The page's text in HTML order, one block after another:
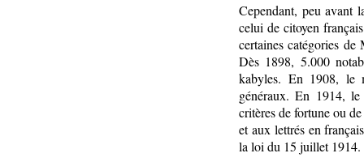
Cependant, peu avant
celui de citoyen
certaines catégories de
Dès 1898, 5.000
kabyles. En 1908, le
généraux. En 1914,
critères de fortune ou
et aux lettrés en
la loi du 15 juillet 1914.